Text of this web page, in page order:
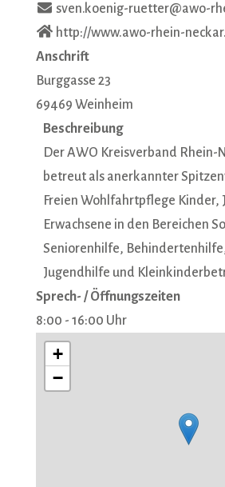
sven.koenig-ruetter@awo-
http://www.awo-rhein-
Anschrift
Burggasse 23
69469 Weinheim
Beschreibung
Der AWO Kreisverband Rhein-
betreut als anerkannter
Freien Wohlfahrtpflege Kinder,
Erwachsene in den Bereichen
Seniorenhilfe,
Jugendhilfe und
Sprech- / Öffnungszeiten
8:00 - 16:00 Uhr
+
−